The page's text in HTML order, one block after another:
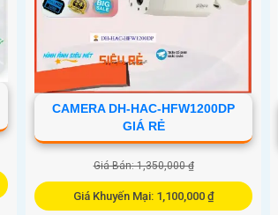
CAMERA DH-HAC-HFW1200DP
GIÁ RẺ
Giá Bán: 1,350,000 ₫
Giá Khuyến Mại: 1,100,000 ₫